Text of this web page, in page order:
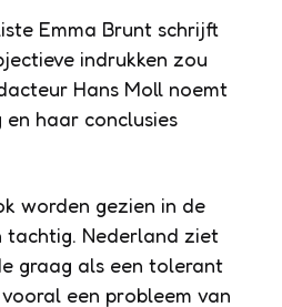
Emma Brunt schrijft
indrukken zou
Hans Moll noemt
haar conclusies
worden gezien in de
tachtig. Nederland ziet
graag als een tolerant
een probleem van